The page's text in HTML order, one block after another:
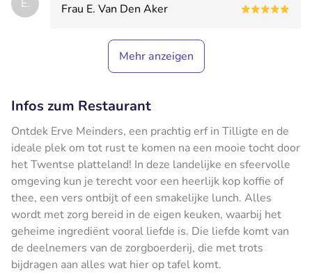
E. Frau E. Van Den Aker
Mehr anzeigen
Infos zum Restaurant
Ontdek Erve Meinders, een prachtig erf in Tilligte en de
ideale plek om tot rust te komen na een mooie tocht door
het Twentse platteland! In deze landelijke en sfeervolle
omgeving kun je terecht voor een heerlijk kop koffie of
thee, een vers ontbijt of een smakelijke lunch. Alles
wordt met zorg bereid in de eigen keuken, waarbij het
geheime ingrediënt vooral liefde is. Die liefde komt van
de deelnemers van de zorgboerderij, die met trots
bijdragen aan alles wat hier op tafel komt.